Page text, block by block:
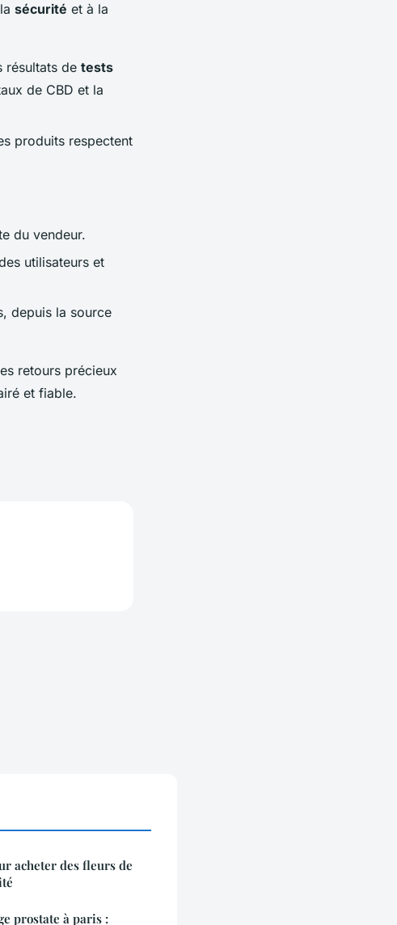
sécurité et à la
résultats de tests
de CBD et la
produits respectent
du vendeur.
utilisateurs et
depuis la source
retours précieux
et fiable.
acheter des fleurs de
prostate à paris :